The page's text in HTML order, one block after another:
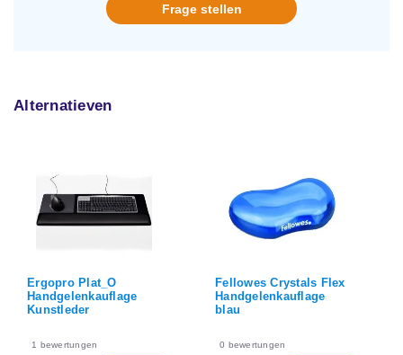
Frage stellen
Alternatieven
Ergopro Plat_O
Handgelenkauflage
Kunstleder
1 bewertungen
Fellowes Crystals Flex
Handgelenkauflage
blau
0 bewertungen